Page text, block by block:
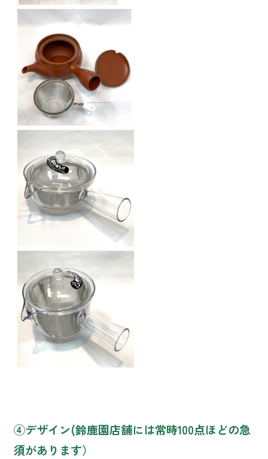
④デザイン(鈴鹿園店舗には常時100点ほどの急
須があります）